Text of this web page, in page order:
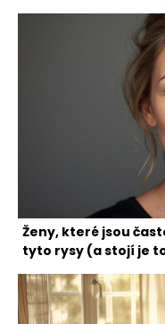
Ženy, které jsou
tyto rysy (a stojí je